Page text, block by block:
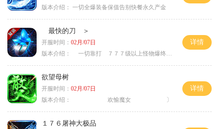
版本介绍： 一切全爆装备保值告别快餐永久产金
最快的刀 ＞
开服时间： 02月/07日
版本介绍：
一切靠打 ７７７级以上怪物爆终极 ＞
详情
欲望母树
开服时间： 02月/07日
版本介绍：
欢愉魔女 〕
详情
１７６屠神大极品